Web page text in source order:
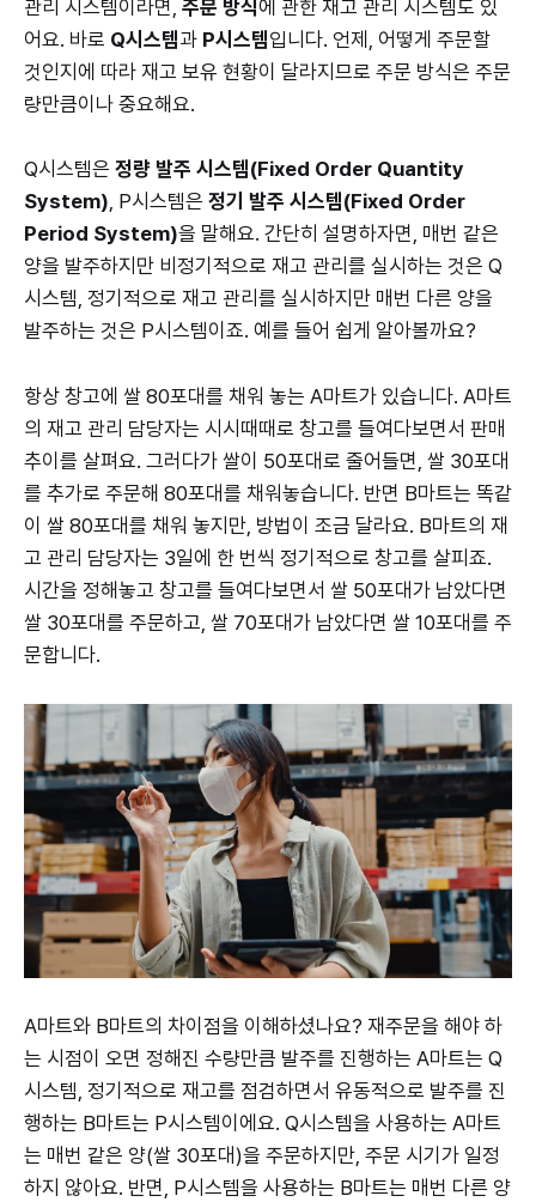
관리 시스템이라면, 주문 방식에 관한 재고 관리 시스템도 있
어요. 바로 Q시스템과 P시스템입니다. 언제, 어떻게 주문할
것인지에 따라 재고 보유 현황이 달라지므로 주문 방식은 주문
량만큼이나 중요해요.
Q시스템은 정량 발주 시스템(Fixed Order Quantity
System), P시스템은 정기 발주 시스템(Fixed Order
Period System)을 말해요. 간단히 설명하자면, 매번 같은
양을 발주하지만 비정기적으로 재고 관리를 실시하는 것은 Q
시스템, 정기적으로 재고 관리를 실시하지만 매번 다른 양을
발주하는 것은 P시스템이죠. 예를 들어 쉽게 알아볼까요?
항상 창고에 쌀 80포대를 채워 놓는 A마트가 있습니다. A마트
의 재고 관리 담당자는 시시때때로 창고를 들여다보면서 판매
추이를 살펴요. 그러다가 쌀이 50포대로 줄어들면, 쌀 30포대
를 추가로 주문해 80포대를 채워놓습니다. 반면 B마트는 똑같
이 쌀 80포대를 채워 놓지만, 방법이 조금 달라요. B마트의 재
고 관리 담당자는 3일에 한 번씩 정기적으로 창고를 살피죠.
시간을 정해놓고 창고를 들여다보면서 쌀 50포대가 남았다면
쌀 30포대를 주문하고, 쌀 70포대가 남았다면 쌀 10포대를 주
문합니다.
A마트와 B마트의 차이점을 이해하셨나요? 재주문을 해야 하
는 시점이 오면 정해진 수량만큼 발주를 진행하는 A마트는 Q
시스템, 정기적으로 재고를 점검하면서 유동적으로 발주를 진
행하는 B마트는 P시스템이에요. Q시스템을 사용하는 A마트
는 매번 같은 양(쌀 30포대)을 주문하지만, 주문 시기가 일정
하지 않아요. 반면, P시스템을 사용하는 B마트는 매번 다른 양